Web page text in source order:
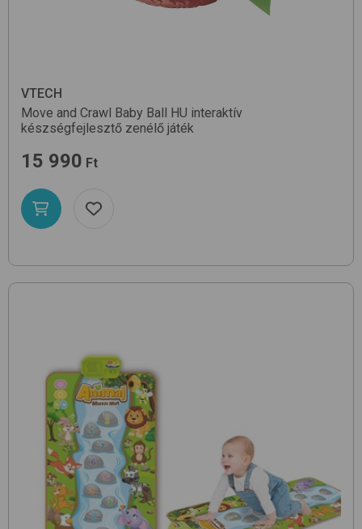
VTECH
Move and Crawl Baby Ball HU interaktív
készségfejlesztő zenélő játék
15 990 Ft